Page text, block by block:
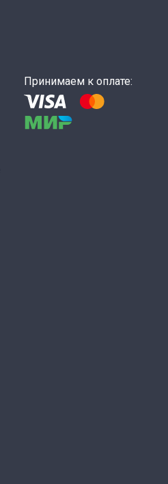
Принимаем к оплате: